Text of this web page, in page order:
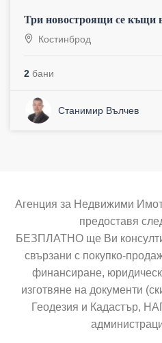
Три новостроящи се къщи
Костинброд
2 бани
Станимир Вълчев
Агенция за Недвижими
предоставя
БЕЗПЛАТНО ще Ви
свързани с покупко-
финансиране,
изготвяне на документи
Геодезия и Кадастър,